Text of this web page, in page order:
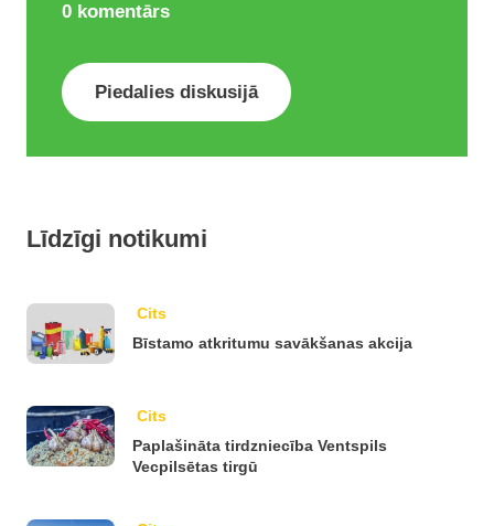
0 komentārs
Piedalies diskusijā
Līdzīgi notikumi
Cits
Bīstamo atkritumu savākšanas akcija
Cits
Paplašināta tirdzniecība Ventspils
Vecpilsētas tirgū